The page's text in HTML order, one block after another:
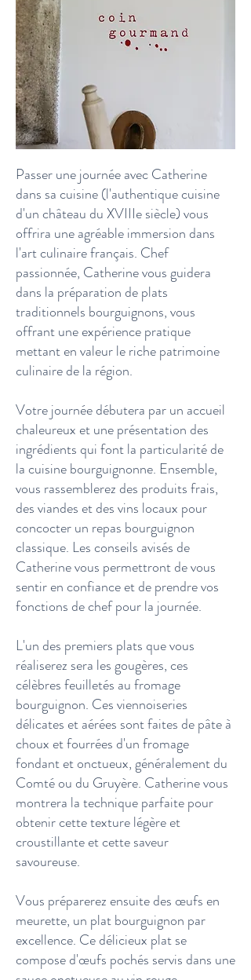
Passer une journée avec Catherine
dans sa cuisine (l'authentique cuisine
d'un château du XVIIIe siècle) vous
offrira une agréable immersion dans
l'art culinaire français. Chef
passionnée, Catherine vous guidera
dans la préparation de plats
traditionnels bourguignons, vous
offrant une expérience pratique
mettant en valeur le riche patrimoine
culinaire de la région.
Votre journée débutera par un accueil
chaleureux et une présentation des
ingrédients qui font la particularité de
la cuisine bourguignonne. Ensemble,
vous rassemblerez des produits frais,
des viandes et des vins locaux pour
concocter un repas bourguignon
classique. Les conseils avisés de
Catherine vous permettront de vous
sentir en confiance et de prendre vos
fonctions de chef pour la journée.
L'un des premiers plats que vous
réaliserez sera les gougères, ces
célèbres feuilletés au fromage
bourguignon. Ces viennoiseries
délicates et aérées sont faites de pâte à
choux et fourrées d'un fromage
fondant et onctueux, généralement du
Comté ou du Gruyère. Catherine vous
montrera la technique parfaite pour
obtenir cette texture légère et
croustillante et cette saveur
savoureuse.
Vous préparerez ensuite des œufs en
meurette, un plat bourguignon par
excellence. Ce délicieux plat se
compose d'œufs pochés servis dans une